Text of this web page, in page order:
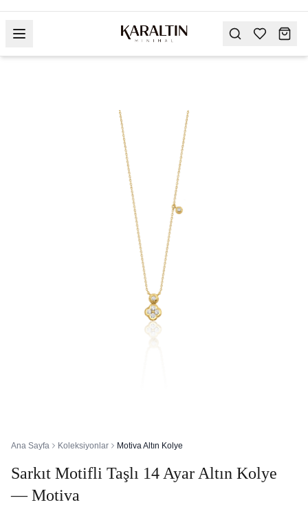
Ana Sayfa Koleksiyonlar Motiva Altın Kolye
Sarkıt Motifli Taşlı 14 Ayar Altın Kolye
— Motiva